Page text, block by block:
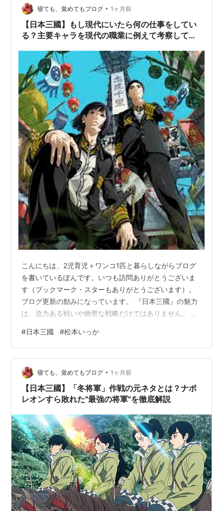
寝ても、覚めてもブログ • 1ヶ月前
【日本三國】もし現代にいたら何の仕事をしてい
る？主要キャラを現代の職業に例えて考察してみ
こんにちは、2児育児＋ワンコ1匹と暮らしながらブログ
を書いているぽんです。いつも訪問ありがとうございま
す（ブックマーク・スターもありがとうございます）。
ブログ更新の励みになっています。 『日本三國』の魅力
は、迫力ある戦いや緻密な戦略だけではありません。 登
に生きていたら、どんな仕事をしていたのだろう？」と
想像したくなる魅力があります。 今回は、主要キャラク
ターを現代の職業に当てはめて考察してみました。あく
まで個人的な考察ですが、「確かに！」と思っていただ
けたら嬉しいです。 三角青輝｜経営コンサルタント・国
家戦略アドバイザー 三角青輝は、長期的な…
#日本三國 #松本いっか
寝ても、覚めてもブログ • 1ヶ月前
【日本三國】「冬将軍」作戦の元ネタとは？ナポ
レオンすら敗れた"最強の将軍"を徹底解説